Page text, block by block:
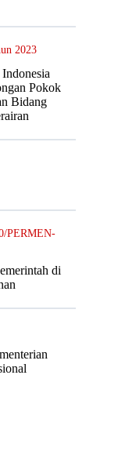
2023
Pokok
Bidang
PERMEN-
di